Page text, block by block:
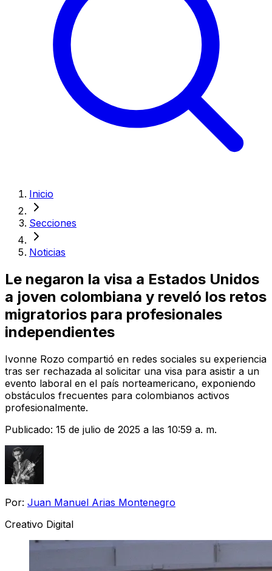
Inicio
Secciones
Noticias
Le negaron la visa a Estados Unidos
a joven colombiana y reveló los retos
migratorios para profesionales
independientes
Ivonne Rozo compartió en redes sociales su experiencia
tras ser rechazada al solicitar una visa para asistir a un
evento laboral en el país norteamericano, exponiendo
obstáculos frecuentes para colombianos activos
profesionalmente.
Publicado: 15 de julio de 2025 a las 10:59 a. m.
Por: Juan Manuel Arias Montenegro
Creativo Digital